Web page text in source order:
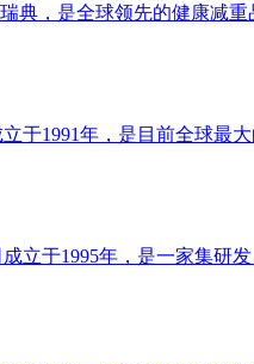
典，是全球领先的健康减
于1991年，是目前全球最
立于1995年，是一家集研